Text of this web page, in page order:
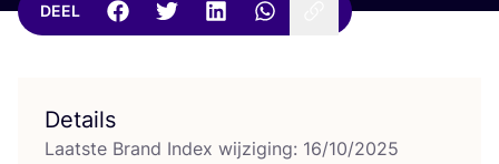
DEEL
Details
Laatste Brand Index wijziging: 16/10/2025